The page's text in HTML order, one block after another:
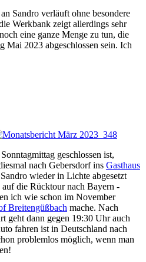
Sandro verläuft ohne besondere
Werkbank zeigt allerdings sehr
eine ganze Menge zu tun, die
Mai 2023 abgeschlossen sein. Ich
geschlossen ist,
nach Gebersdorf ins Gasthaus
wieder in Lichte abgesetzt
auf die Rücktour nach Bayern -
ich wie schon im November
Breitengüßbach mache. Nach
geht dann gegen 19:30 Uhr auch
fahren ist in Deutschland nach
problemlos möglich, wenn man